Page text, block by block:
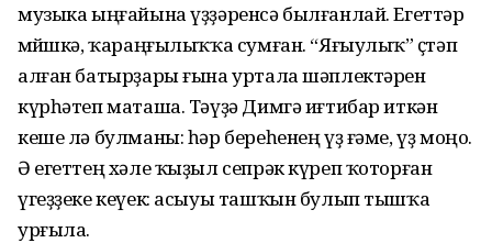
музыка ыңғайына үҙҙәренсә былғанлай. Егеттәр
мөйөшкә, ҡараңғылыҡҡа сумған. “Яғыулыҡ” өҫтәп
алған батырҙары ғына уртала шәплектәрен
күрһәтеп маташа. Тәүҙә Димгә иғтибар иткән
кеше лә булманы: һәр береһенең үҙ ғәме, үҙ моңо.
Ә егеттең хәле ҡыҙыл сепрәк күреп ҡоторған
үгеҙҙеке кеүек: асыуы ташҡын булып тышҡа
урғыла.